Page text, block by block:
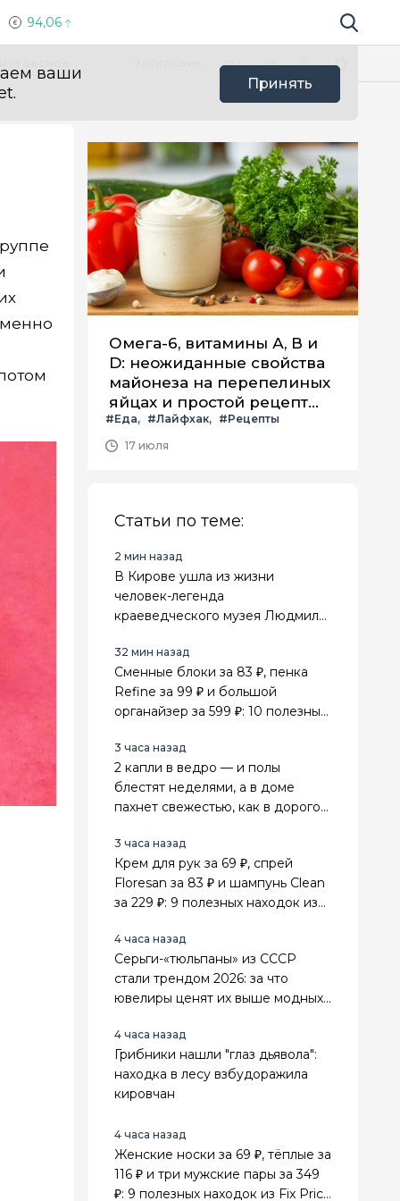
94,06 Поиск по
ваши
Принять
Омега-6, витамины А, В и
D: неожиданные свойства
майонеза на перепелиных
яйцах и простой рецепт
летнего салата с ним
#Еда #Лайфхак
#Рецепты
17 июля
Статьи по теме:
2 мин назад
В Кирове ушла из жизни
человек-легенда
краеведческого музея Людмила
32 мин назад
Сменные блоки за 83 ₽, пенка
Refine за 99 ₽ и большой
органайзер за 599 ₽: 10 полезных
3 часа назад
2 капли в ведро — и полы
блестят неделями, а в доме
пахнет свежестью, как в дорогом
3 часа назад
Крем для рук за 69 ₽, спрей
Floresan за 83 ₽ и шампунь Clean
за 229 ₽: 9 полезных находок из
4 часа назад
Серьги-«тюльпаны» из СССР
стали трендом 2026: за что
ювелиры ценят их выше модных
4 часа назад
Грибники нашли "глаз дьявола":
находка в лесу взбудоражила
кировчан
4 часа назад
Женские носки за 69 ₽, тёплые за
116 ₽ и три мужские пары за 349
₽: 9 полезных находок из Fix Price